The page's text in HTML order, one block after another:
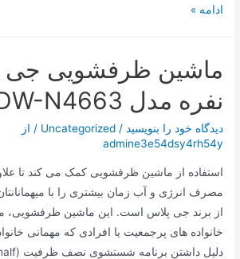
آبمیوه
گانه
خزر
با
شیشه
شیشه
ویتا
فروت
ادامه »
نفره مدل GDW-N4663
دیدگاه‌ خود را بنویسید /
Uncategorized / از
admine3e54dsy4rh54y
استفاده از ماشین ظرفشویی کمک می کند تا
مصرف انرژی و آب زمان بیشتری را با
از برند جی پلاس است. این ماشین ظرفشویی،
خانواده‌ های پرجمعیت یا افرادی که مهمانی
دلیل داشتن برنامه شستشوی نصف ظرفیت (half …